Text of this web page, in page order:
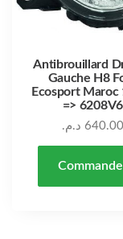
Antibrouillard
Gauche H8
Ecosport Maroc
=> 6208V6
640.00 د.م.